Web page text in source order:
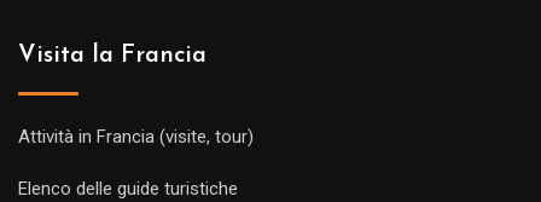
Visita la Francia
Attività in Francia (visite, tour)
Elenco delle guide turistiche